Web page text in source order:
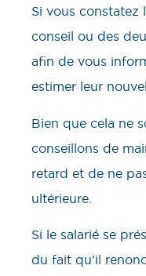
Si vous constatez
conseil ou des
afin de vous
estimer leur
Bien que cela ne
conseillons de
retard et de ne
ultérieure.
Si le salarié se
du fait qu’il